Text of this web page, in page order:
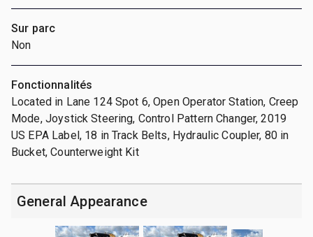
Sur parc
Non
Fonctionnalités
Located in Lane 124 Spot 6, Open Operator Station, Creep
Mode, Joystick Steering, Control Pattern Changer, 2019
US EPA Label, 18 in Track Belts, Hydraulic Coupler, 80 in
Bucket, Counterweight Kit
General Appearance